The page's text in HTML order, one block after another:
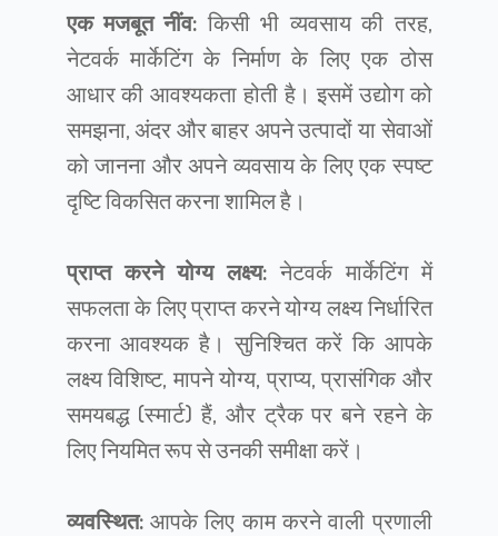
एक मजबूत नींव: किसी भी व्यवसाय की तरह,
नेटवर्क मार्केटिंग के निर्माण के लिए एक ठोस
आधार की आवश्यकता होती है। इसमें उद्योग को
समझना, अंदर और बाहर अपने उत्पादों या सेवाओं
को जानना और अपने व्यवसाय के लिए एक स्पष्ट
दृष्टि विकसित करना शामिल है।
प्राप्त करने योग्य लक्ष्य:नेटवर्क मार्केटिंग में
सफलता के लिए प्राप्त करने योग्य लक्ष्य निर्धारित
करना आवश्यक है। सुनिश्चित करें कि आपके
लक्ष्य विशिष्ट, मापने योग्य, प्राप्य, प्रासंगिक और
समयबद्ध (स्मार्ट) हैं, और ट्रैक पर बने रहने के
लिए नियमित रूप से उनकी समीक्षा करें।
व्यवस्थित:आपके लिए काम करने वाली प्रणाली